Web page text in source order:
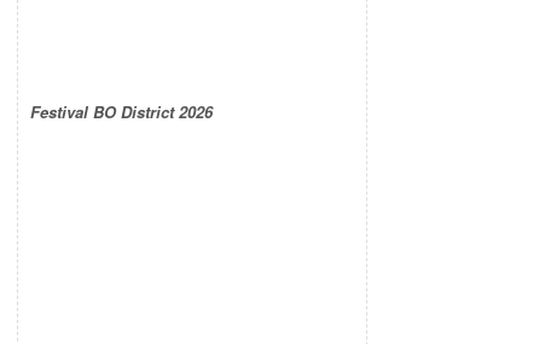
Festival BO District 2026